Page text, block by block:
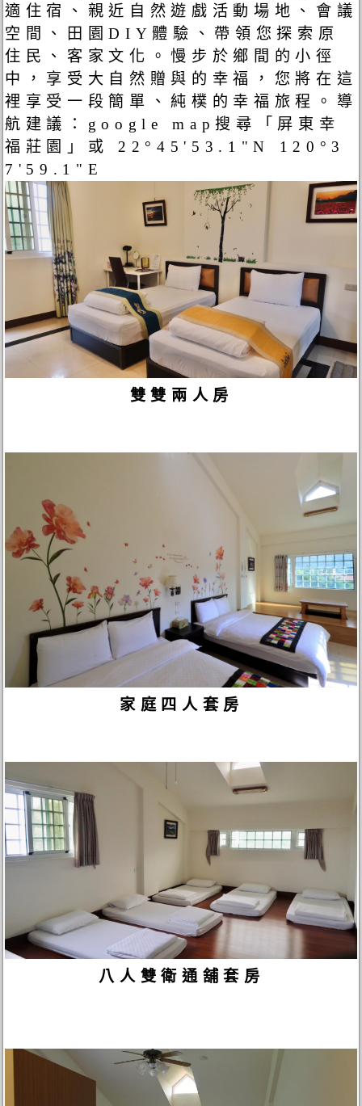
適住宿、親近自然遊戲活動場地、會議
空間、田園DIY體驗、帶領您探索原
住民、客家文化。慢步於鄉間的小徑
中，享受大自然贈與的幸福，您將在這
裡享受一段簡單、純樸的幸福旅程。導
航建議：google map搜尋「屏東幸
福莊園」或 22°45'53.1"N 120°3
7'59.1"E
雙雙兩人房
家庭四人套房
八人雙衛通舖套房